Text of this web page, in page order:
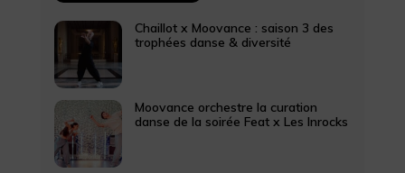
Chaillot x Moovance : saison 3 des
trophées danse & diversité
Moovance orchestre la curation
danse de la soirée Feat x Les Inrocks